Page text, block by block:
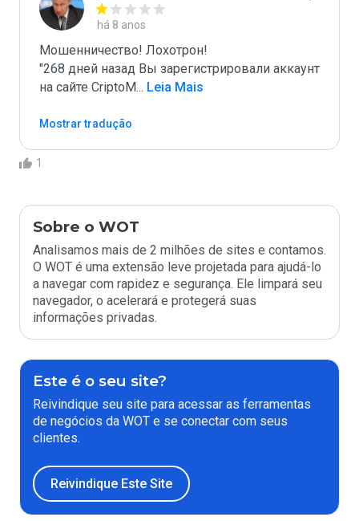
há 8 anos
Мошенничество! Лохотрон!
"268 дней назад Вы зарегистрировали аккаунт
на сайте CriptoM... Leia Mais
Mostrar tradução
1
Sobre o WOT
Analisamos mais de 2 milhões de sites e contamos.
O WOT é uma extensão leve projetada para ajudá-lo
a navegar com rapidez e segurança. Ele limpará seu
navegador, o acelerará e protegerá suas
informações privadas.
Este é o seu site?
Reivindique seu site para acessar as ferramentas
de negócios da WOT e se conectar com seus
clientes.
Reivindique Este Site